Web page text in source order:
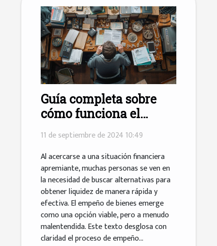
Guía completa sobre
cómo funciona el
proceso de empeño de
bienes
11 de septiembre de 2024 10:49
Al acercarse a una situación financiera
apremiante, muchas personas se ven en
la necesidad de buscar alternativas para
obtener liquidez de manera rápida y
efectiva. El empeño de bienes emerge
como una opción viable, pero a menudo
malentendida. Este texto desglosa con
claridad el proceso de empeño...